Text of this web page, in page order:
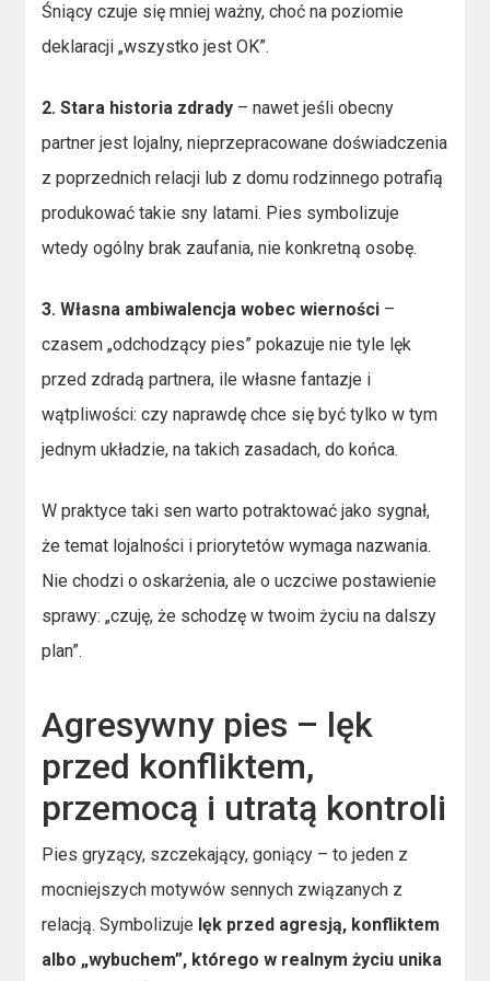
Śniący czuje się mniej ważny, choć na poziomie
deklaracji „wszystko jest OK”.
2. Stara historia zdrady – nawet jeśli obecny
partner jest lojalny, nieprzepracowane doświadczenia
z poprzednich relacji lub z domu rodzinnego potrafią
produkować takie sny latami. Pies symbolizuje
wtedy ogólny brak zaufania, nie konkretną osobę.
3. Własna ambiwalencja wobec wierności –
czasem „odchodzący pies” pokazuje nie tyle lęk
przed zdradą partnera, ile własne fantazje i
wątpliwości: czy naprawdę chce się być tylko w tym
jednym układzie, na takich zasadach, do końca.
W praktyce taki sen warto potraktować jako sygnał,
że temat lojalności i priorytetów wymaga nazwania.
Nie chodzi o oskarżenia, ale o uczciwe postawienie
sprawy: „czuję, że schodzę w twoim życiu na dalszy
plan”.
Agresywny pies – lęk
przed konfliktem,
przemocą i utratą kontroli
Pies gryzący, szczekający, goniący – to jeden z
mocniejszych motywów sennych związanych z
relacją. Symbolizuje lęk przed agresją, konfliktem
albo „wybuchem”, którego w realnym życiu unika